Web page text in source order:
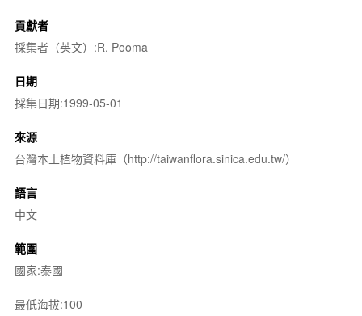
貢獻者
採集者（英文）:R. Pooma
日期
採集日期:1999-05-01
來源
台灣本土植物資料庫（http://taiwanflora.sinica.edu.tw/）
語言
中文
範圍
國家:泰國
最低海拔:100